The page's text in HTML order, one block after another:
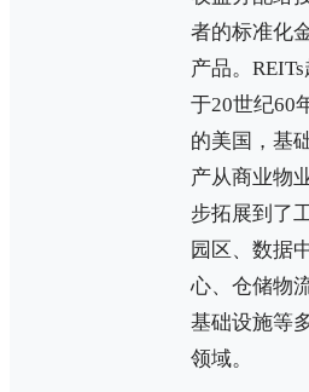
者的标准化
产品。
于20世纪60
的美国，基
产从商业物
步拓展到了
园区、数据
心、仓储物流
基础设施等
领域。